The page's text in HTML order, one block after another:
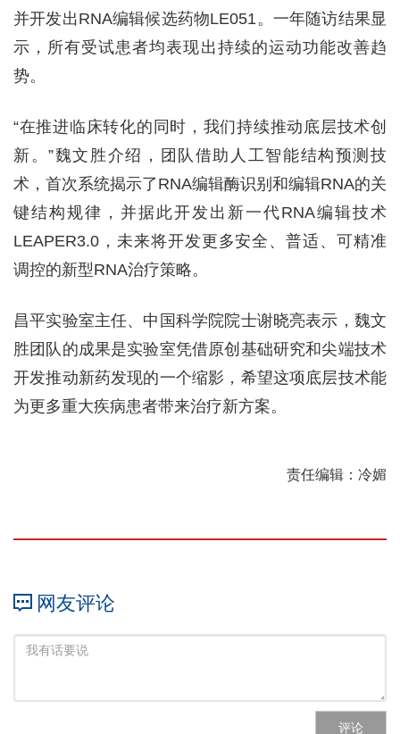
并开发出RNA编辑候选药物LE051。一年随访结果显
示，所有受试患者均表现出持续的运动功能改善趋
势。
“在推进临床转化的同时，我们持续推动底层技术创
新。”魏文胜介绍，团队借助人工智能结构预测技
术，首次系统揭示了RNA编辑酶识别和编辑RNA的关
键结构规律，并据此开发出新一代RNA编辑技术
LEAPER3.0，未来将开发更多安全、普适、可精准
调控的新型RNA治疗策略。
昌平实验室主任、中国科学院院士谢晓亮表示，魏文
胜团队的成果是实验室凭借原创基础研究和尖端技术
开发推动新药发现的一个缩影，希望这项底层技术能
为更多重大疾病患者带来治疗新方案。
责任编辑：冷媚
网友评论
评论